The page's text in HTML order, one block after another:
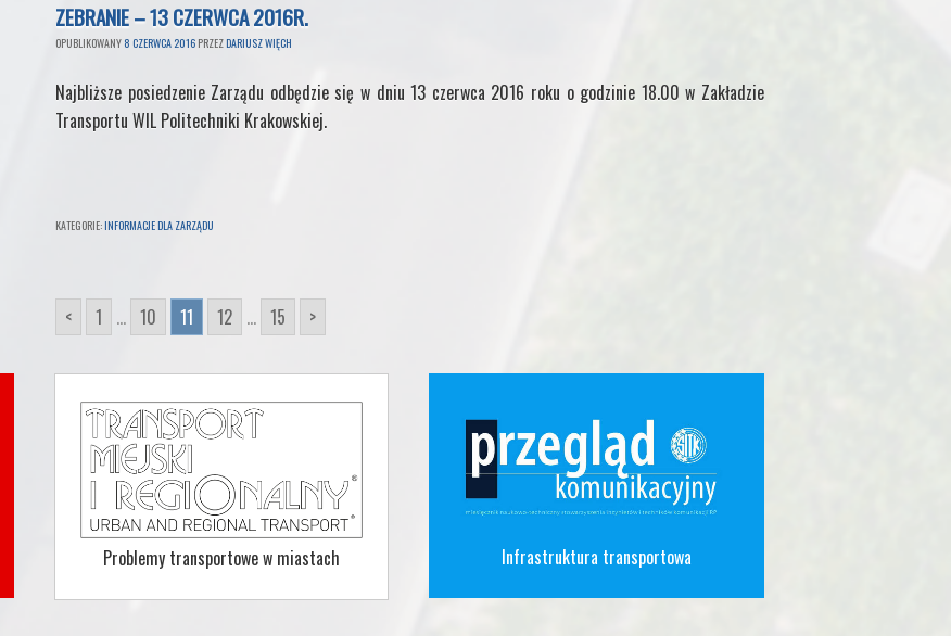
ZEBRANIE – 13 CZERWCA 2016R.
OPUBLIKOWANY 8 CZERWCA 2016 PRZEZDARIUSZ WIĘCH
Najbliższe posiedzenie Zarządu odbędzie się w dniu 13 czerwca 2016 roku o godzinie 18.00 w Zakładzie
Transportu WIL Politechniki Krakowskiej.
KATEGORIE:INFORMACJE DLA ZARZĄDU
< 1 ... 10 11 12 ... 15 >
Problemy transportowe w miastach
Infrastruktura transportowa